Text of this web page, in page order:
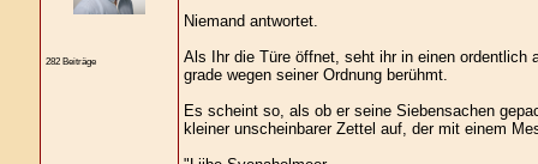
282 Beiträge
Niemand antwortet.
Als Ihr die Türe öffnet, seht ihr in einen ordentlich
grade wegen seiner Ordnung berühmt.
Es scheint so, als ob er seine Siebensachen
kleiner unscheinbarer Zettel auf, der mit einem